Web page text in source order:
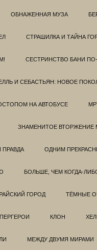
ОБНАЖЕННАЯ МУЗА
СТРАШИЛКА И ТАЙНА
СЕСТРИНСТВО БАНИ
И СЕБАСТЬЯН: НОВОЕ
НА АВТОБУСЕ
ЗНАМЕНИТОЕ ВТОРЖЕНИЕ
ПРАВДА ОДНИМ
БОЛЬШЕ, ЧЕМ КОГДА-
РАЙСКИЙ ГОРОД ТЁМНЫЕ
КЛОН
МЕЖДУ ДВУМЯ МИРАМИ